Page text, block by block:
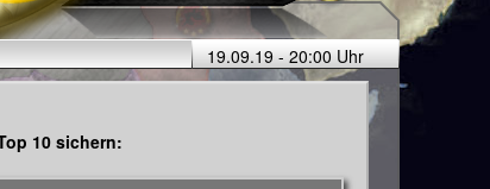
19.09.19 - 20:00 Uhr
10 sichern: